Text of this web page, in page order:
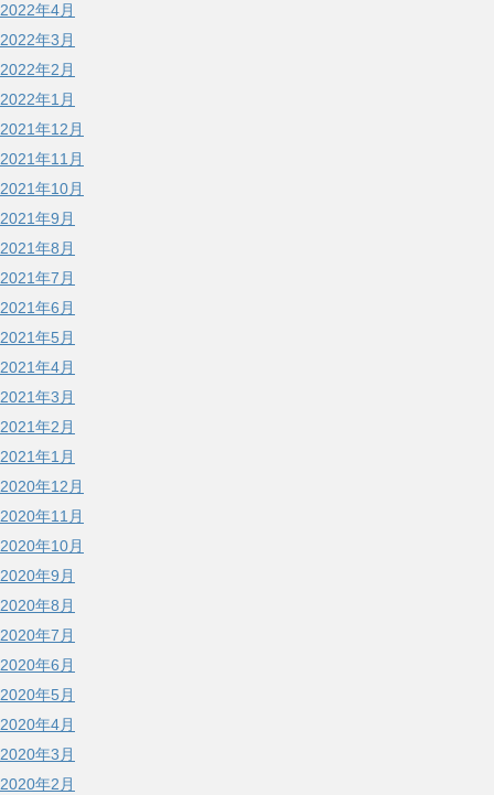
2022年4月
2022年3月
2022年2月
2022年1月
2021年12月
2021年11月
2021年10月
2021年9月
2021年8月
2021年7月
2021年6月
2021年5月
2021年4月
2021年3月
2021年2月
2021年1月
2020年12月
2020年11月
2020年10月
2020年9月
2020年8月
2020年7月
2020年6月
2020年5月
2020年4月
2020年3月
2020年2月